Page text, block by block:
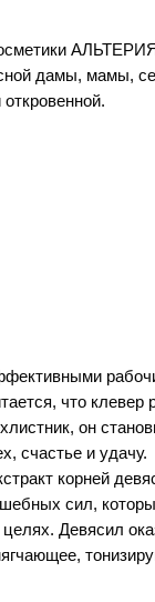
дамы, мамы,
что клевер
он
счастье и удачу.
корней
сил,
Девясил